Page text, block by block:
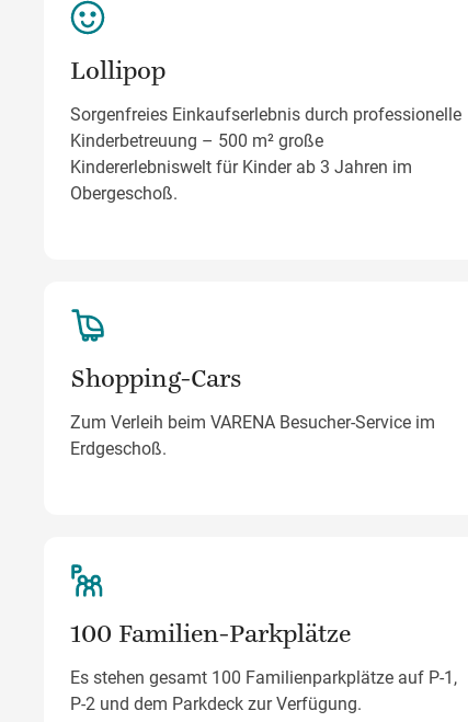
Lollipop
Sorgenfreies Einkaufserlebnis durch professionelle
Kinderbetreuung – 500 m² große
Kindererlebniswelt für Kinder ab 3 Jahren im
Obergeschoß.
Shopping-Cars
Zum Verleih beim VARENA Besucher-Service im
Erdgeschoß.
100 Familien-Parkplätze
Es stehen gesamt 100 Familienparkplätze auf P-1,
P-2 und dem Parkdeck zur Verfügung.